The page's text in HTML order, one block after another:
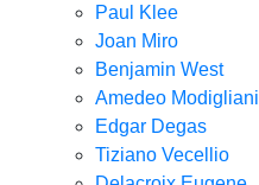
Paul Klee
Joan Miro
Benjamin West
Amedeo Modigliani
Edgar Degas
Tiziano Vecellio